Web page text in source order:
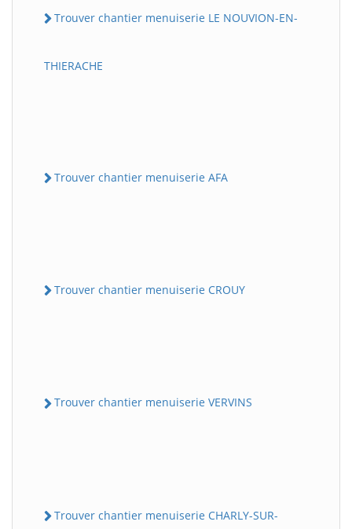
Trouver chantier menuiserie LE NOUVION-EN-
THIERACHE
Trouver chantier menuiserie AFA
Trouver chantier menuiserie CROUY
Trouver chantier menuiserie VERVINS
Trouver chantier menuiserie CHARLY-SUR-